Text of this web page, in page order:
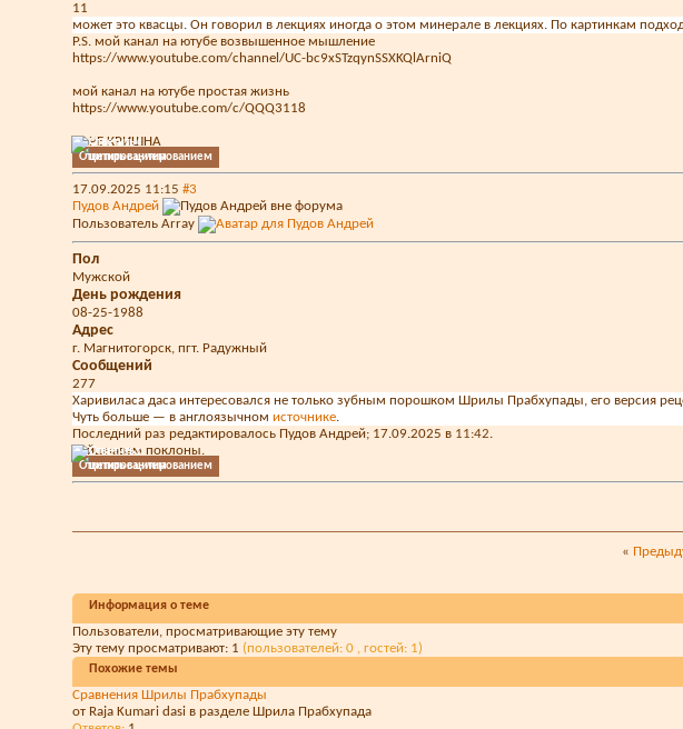
11
может это квасцы. Он говорил в лекциях иногда о этом минерале в лекциях. По картинкам
P.S. мой канал на ютубе возвышенное мышление
https://www.youtube.com/channel/UC-bc9xSTzqynSSXKQlArniQ
мой канал на ютубе простая жизнь
https://www.youtube.com/c/QQQ3118
ХАРЕ КРИШНА
Ответить с цитированием
17.09.2025 11:15 #3
Пудов Андрей
Пользователь Array
Пол
Мужской
День рождения
08-25-1988
Адрес
г. Магнитогорск, пгт. Радужный
Сообщений
277
Харивиласа даса интересовался не только зубным порошком Шрилы Прабхупады, его версия
Чуть больше — в англоязычном источнике.
Последний раз редактировалось Пудов Андрей; 17.09.2025 в 11:42.
Вайшнавам поклоны.
Ответить с цитированием
«
Информация о теме
Пользователи, просматривающие эту тему
Эту тему просматривают: 1 (пользователей: 0 , гостей: 1)
Похожие темы
Сравнения Шрилы Прабхупады
от Raja Kumari dasi в разделе Шрила Прабхупада